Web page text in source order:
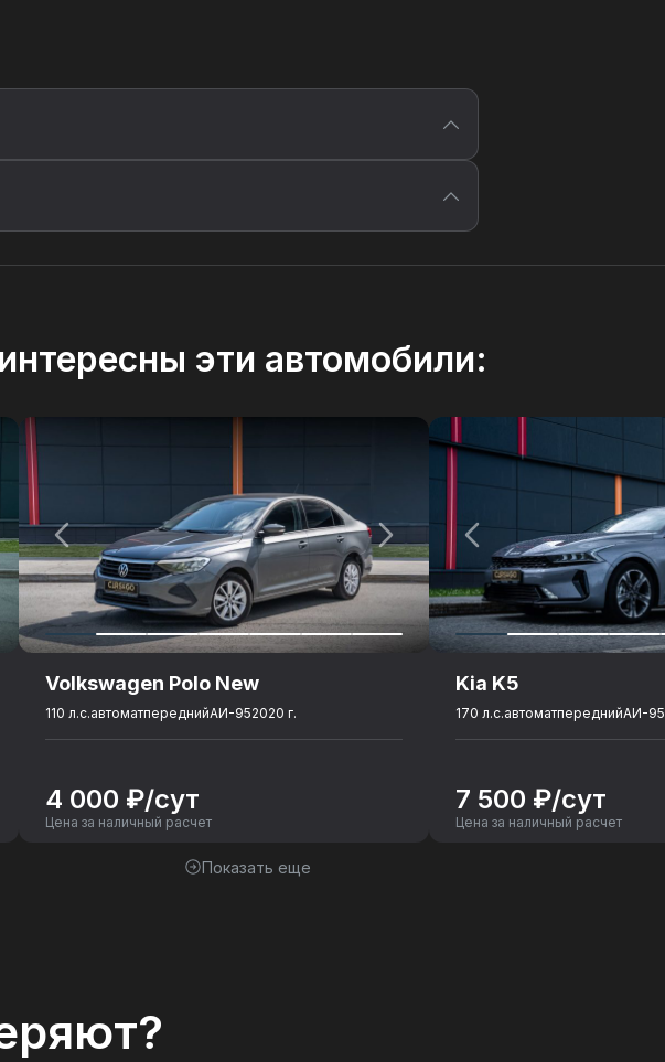
эти автомобили:
Volkswagen Polo New
110 л.с.автоматпереднийАИ-952020 г.
4 000 ₽/сут
Цена за наличный расчет
Kia K5
170 л.с.автоматпереднийАИ-95
7 500 ₽/сут
Цена за наличный расчет
Показать еще